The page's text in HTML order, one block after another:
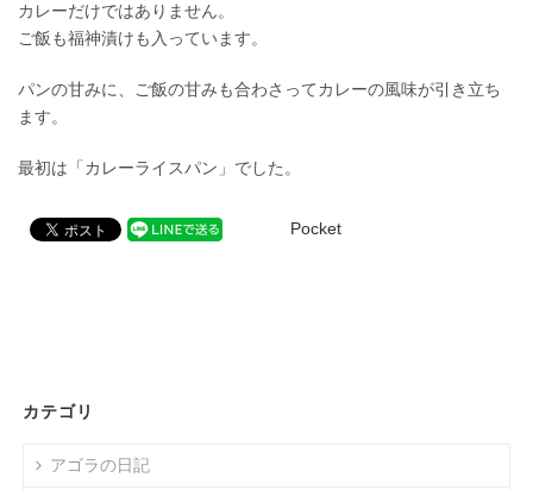
カレーだけではありません。
ご飯も福神漬けも入っています。
パンの甘みに、ご飯の甘みも合わさってカレーの風味が引き立ち
ます。
最初は「カレーライスパン」でした。
Pocket
カテゴリ
アゴラの日記